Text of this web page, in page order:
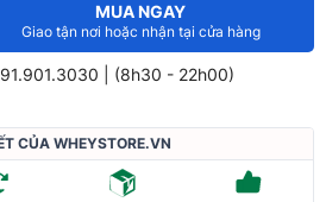
MUA NGAY
Giao tận nơi hoặc nhận tại cửa hàng
| (8h30 - 22h00)
CỦA WHEYSTORE.VN